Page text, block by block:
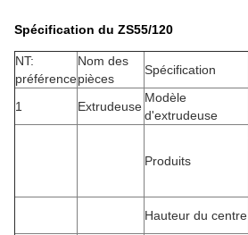
Spécification du ZS55/120
NT:
préférence
Nom des
pièces
Spécification
1 Extrudeuse
Modèle
d'extrudeuse
Produits
Hauteur du centre